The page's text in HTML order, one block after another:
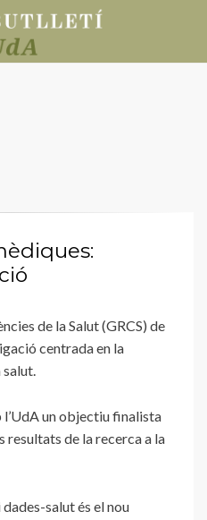
Butlletí UdA
de la Salut (GRCS) de
centrada en la
l’UdA un objectiu finalista
resultats de la recerca a la
salut és el nou